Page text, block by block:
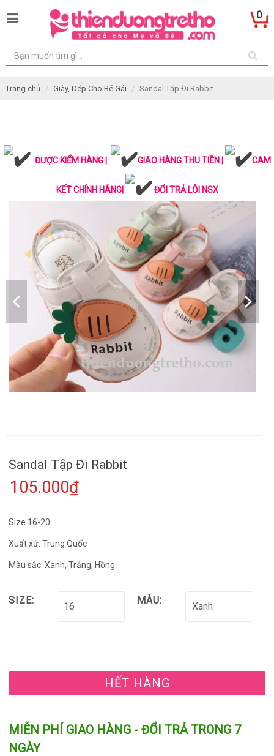
0
Trang chủ Giày, Dép Cho Bé Gái Sandal Tập Đi Rabbit
ĐƯỢC KIỂM HÀNG | GIAO HÀNG THU TIỀN | CAM
KẾT CHÍNH HÃNG| ĐỔI TRẢ LỖI NSX
Sandal Tập Đi Rabbit
105.000₫
Size 16-20
Xuất xứ: Trung Quốc
Màu sắc: Xanh, Trắng, Hồng
SIZE: MÀU:
HẾT HÀNG
MIỄN PHÍ GIAO HÀNG - ĐỔI TRẢ TRONG 7
NGÀY